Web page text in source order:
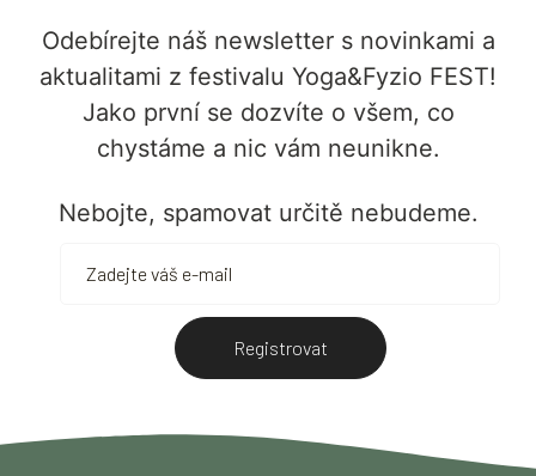
Odebírejte náš newsletter s novinkami a
aktualitami z festivalu Yoga&Fyzio FEST!
Jako první se dozvíte o všem, co
chystáme a nic vám neunikne.
Nebojte, spamovat určitě nebudeme.
Registrovat